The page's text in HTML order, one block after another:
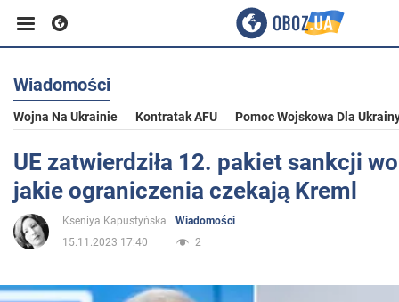
Biznes
Sport
Rozrywka
Wiadomości
Wojna Na Ukrainie Kontratak AFU Pomoc Wojskowa Dla
UE zatwierdziła 12. pakiet sankcji
jakie ograniczenia czekają Kreml
Kseniya Kapustyńska
Wiadomości
15.11.2023 17:40
2